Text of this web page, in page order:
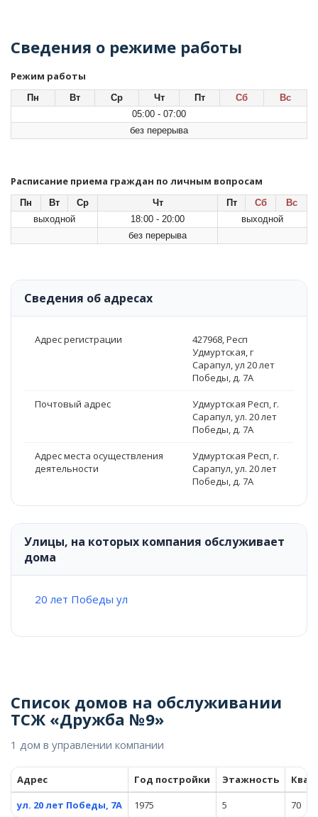
Сведения о режиме работы
Режим работы
Пн Вт Ср Чт Пт Сб
Вс
05:00 - 07:00
без перерыва
Расписание приема граждан по личным вопросам
Пн Вт Ср Чт Пт Сб
Вс
выходной
18:00 - 20:00
выходной
без перерыва
Сведения об адресах
Адрес регистрации
427968, Респ
Удмуртская, г
Сарапул, ул 20 лет
Победы, д. 7А
Почтовый адрес
Удмуртская Респ, г.
Сарапул, ул. 20 лет
Победы, д. 7А
Адрес места осуществления
деятельности
Удмуртская Респ, г.
Сарапул, ул. 20 лет
Победы, д. 7А
Улицы, на которых компания обслуживает
дома
20 лет Победы ул
Список домов на обслуживании
ТСЖ «Дружба №9»
1 дом в управлении компании
Адрес Год постройки Этажность
ул. 20 лет Победы, 7А
1975 5 70